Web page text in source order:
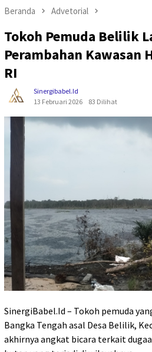
Beranda Advetorial
Tokoh Pemuda Belilik
Perambahan Kawasan
RI
Sinergibabel.id
13 Februari 2026
83 Dilihat
SinergiBabel.Id – Tokoh pemuda
Bangka Tengah asal Desa Belilik,
akhirnya angkat bicara terkait